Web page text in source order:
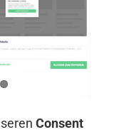
Consent